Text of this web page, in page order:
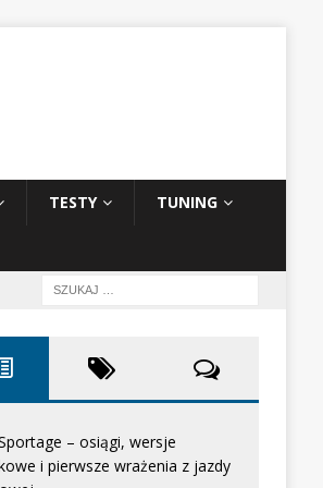
TESTY TUNING
– osiągi, wersje
i pierwsze wrażenia z jazdy